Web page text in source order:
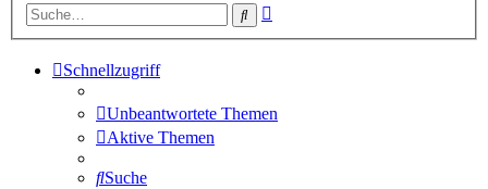
Suche
Schnellzugriff
Unbeantwortete Themen
Aktive Themen
Suche